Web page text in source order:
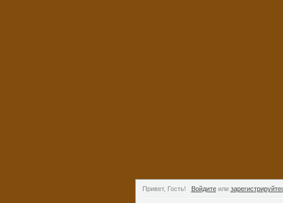
Привет, Гость! Войдитеили